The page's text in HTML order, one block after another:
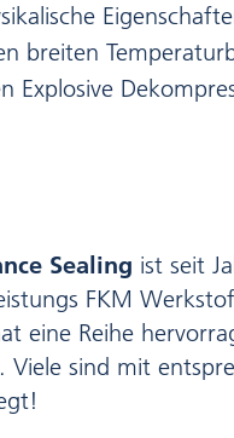
breiten
Explosive
Sealing ist seit
FKM
eine Reihe
sind mit